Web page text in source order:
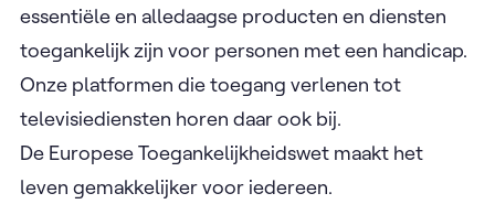
essentiële en alledaagse producten en diensten
toegankelijk zijn voor personen met een handicap.
Onze platformen die toegang verlenen tot
televisiediensten horen daar ook bij.
De Europese Toegankelijkheidswet maakt het
leven gemakkelijker voor iedereen.